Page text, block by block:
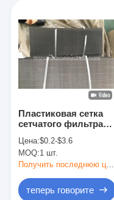
Пластиковая сетка
сетчатого фильтра
Цена:$0.2-$3.6
MOQ:1 шт.
Получить последнюю цену
теперь говорите